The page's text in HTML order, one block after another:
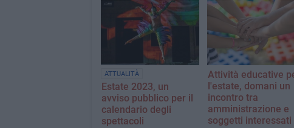
ATTUALITÀ
Estate 2023, un
avviso pubblico per il
calendario degli
spettacoli
Attività educative
l'estate, domani un
incontro tra
amministrazione e
soggetti interessati